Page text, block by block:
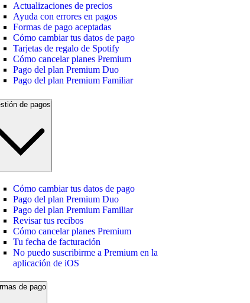
Actualizaciones de precios
Ayuda con errores en pagos
Formas de pago aceptadas
Cómo cambiar tus datos de pago
Tarjetas de regalo de Spotify
Cómo cancelar planes Premium
Pago del plan Premium Duo
Pago del plan Premium Familiar
de pagos
Cómo cambiar tus datos de pago
Pago del plan Premium Duo
Pago del plan Premium Familiar
Revisar tus recibos
Cómo cancelar planes Premium
Tu fecha de facturación
No puedo suscribirme a Premium en la
aplicación de iOS
de pago